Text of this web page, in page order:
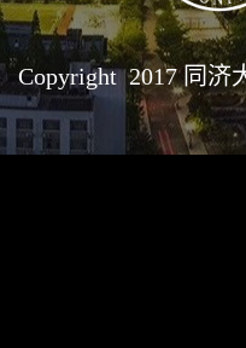
Copyright 2017 同济